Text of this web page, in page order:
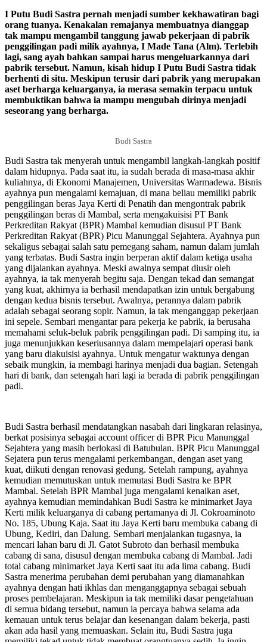
I Putu Budi Sastra pernah menjadi sumber kekhawatiran bagi
orang tuanya. Kenakalan remajanya membuatnya dianggap
tak mampu mengambil tanggung jawab pekerjaan di pabrik
penggilingan padi milik ayahnya, I Made Tana (Alm). Terlebih
lagi, sang ayah bahkan sampai harus mengeluarkannya dari
pabrik tersebut. Namun, kisah hidup I Putu Budi Sastra tidak
berhenti di situ. Meskipun terusir dari pabrik yang merupakan
aset berharga keluarganya, ia merasa semakin terpacu untuk
membuktikan bahwa ia mampu mengubah dirinya menjadi
seseorang yang berharga.
Budi Sastra
Budi Sastra tak menyerah untuk mengambil langkah-langkah positif
dalam hidupnya. Pada saat itu, ia sudah berada di masa-masa akhir
kuliahnya, di Ekonomi Manajemen, Universitas Warmadewa. Bisnis
ayahnya pun mengalami kemajuan, di mana beliau memiliki pabrik
penggilingan beras Jaya Kerti di Penatih dan mengontrak pabrik
penggilingan beras di Mambal, serta mengakuisisi PT Bank
Perkreditan Rakyat (BPR) Mambal kemudian disusul PT Bank
Perkreditan Rakyat (BPR) Picu Manunggal Sejahtera. Ayahnya pun
sekaligus sebagai salah satu pemegang saham, namun dalam jumlah
yang terbatas. Budi Sastra ingin berperan aktif dalam ketiga usaha
yang dijalankan ayahnya. Meski awalnya sempat diusir oleh
ayahnya, ia tak menyerah begitu saja. Dengan tekad dan semangat
yang kuat, akhirnya ia berhasil mendapatkan izin untuk bergabung
dengan kedua bisnis tersebut. Awalnya, perannya dalam pabrik
adalah sebagai seorang sopir. Namun, ia tak menganggap pekerjaan
ini sepele. Sembari mengantar para pekerja ke pabrik, ia berusaha
memahami seluk-beluk pabrik penggilingan padi. Di samping itu, ia
juga menunjukkan keseriusannya dalam mempelajari operasi bank
yang baru diakuisisi ayahnya. Untuk mengatur waktunya dengan
sebaik mungkin, ia membagi harinya menjadi dua bagian. Setengah
hari di bank, dan setengah hari lagi ia berada di pabrik penggilingan
padi.
Budi Sastra berhasil mendatangkan nasabah dari lingkaran relasinya,
berkat posisinya sebagai account officer di BPR Picu Manunggal
Sejahtera yang masih berlokasi di Batubulan. BPR Picu Manunggal
Sejatera pun terus mengalami perkembangan, dengan aset yang
kuat, diikuti dengan renovasi gedung. Setelah rampung, ayahnya
kemudian memutuskan untuk memutasi Budi Sastra ke BPR
Mambal. Setelah BPR Mambal juga mengalami kenaikan aset,
ayahnya kemudian memindahkan Budi Sastra ke minimarket Jaya
Kerti milik keluarganya di cabang pertamanya di Jl. Cokroaminoto
No. 185, Ubung Kaja. Saat itu Jaya Kerti baru membuka cabang di
Ubung, Kediri, dan Dalung. Sembari menjalankan tugasnya, ia
mencari lahan baru di Jl. Gatot Subroto dan berhasil membuka
cabang di sana, disusul dengan membuka cabang di Mambal. Jadi
total cabang minimarket Jaya Kerti saat itu ada lima cabang. Budi
Sastra menerima perubahan demi perubahan yang diamanahkan
ayahnya dengan hati ikhlas dan menganggapnya sebagai sebuah
proses pembelajaran. Meskipun ia tak memiliki dasar pengetahuan
di semua bidang tersebut, namun ia percaya bahwa selama ada
kemauan untuk terus belajar dan kesenangan dalam bekerja, pasti
akan ada hasil yang memuaskan. Selain itu, Budi Sastra juga